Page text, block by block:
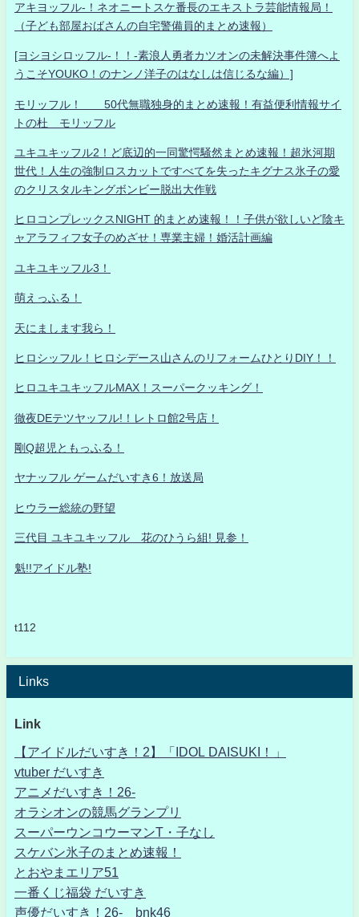
アキヨッフル-！ネオニートスケ番長のエキストラ芸能情報局！
（子ども部屋おばさんの自宅警備員的まとめ速報）
[ヨシヨシロッフル-！！-素浪人勇者カツオンの未解決事件簿へよ
うこそYOUKO！のナンノ洋子のはなしは信じるな編）]
モリッフル！ 50代無職独身的まとめ速報！有益便利情報サイ
トの杜 モリッフル
ユキユキッフル2！ど底辺的一同驚愕騒然まとめ速報！超氷河期
世代！人生の強制ロスカットですべてを失ったキグナス氷子の愛
のクリスタルキングボンビー脱出大作戦
ヒロコンプレックスNIGHT 的まとめ速報！！子供が欲しいど陰キ
ャアラフィフ女子のめざせ！専業主婦！婚活計画編
ユキユキッフル3！
萌えっふる！
天にまします我ら！
ヒロシッフル！ヒロシデース山さんのリフォームひとりDIY！！
ヒロユキユキッフルMAX！スーパークッキング！
徹夜DEテツヤッフル!！レトロ館2号店！
剛Q超児ともっふる！
ヤナッフル ゲームだいすき6！放送局
ヒウラー総統の野望
三代目 ユキユキッフル 花のひうら組! 見参！
魁!!アイドル塾!
t112
Links
Link
【アイドルだいすき！2】「IDOL DAISUKI！」
vtuber だいすき
アニメだいすき！26-
オラシオンの競馬グランプリ
スーパーウンコウーマンT・子なし
スケバン氷子のまとめ速報！
とおやまエリア51
一番くじ福袋 だいすき
声優だいすき！26- bnk46